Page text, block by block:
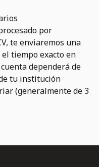
por
te enviaremos una
tiempo exacto en
dependerá de
tu institución
(generalmente de 3